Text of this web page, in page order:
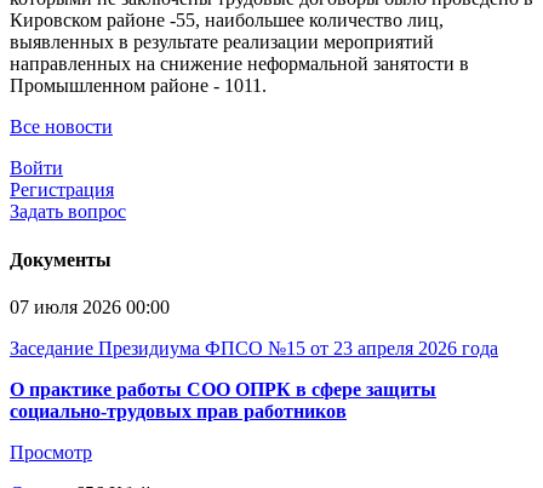
Кировском районе -55, наибольшее количество лиц,
выявленных в результате реализации мероприятий
направленных на снижение неформальной занятости в
Промышленном районе - 1011.
Все новости
Войти
Регистрация
Задать вопрос
Документы
07 июля 2026 00:00
Заседание Президиума ФПСО №15 от 23 апреля 2026 года
О практике работы СОО ОПРК в сфере защиты
социально-трудовых прав работников
Просмотр